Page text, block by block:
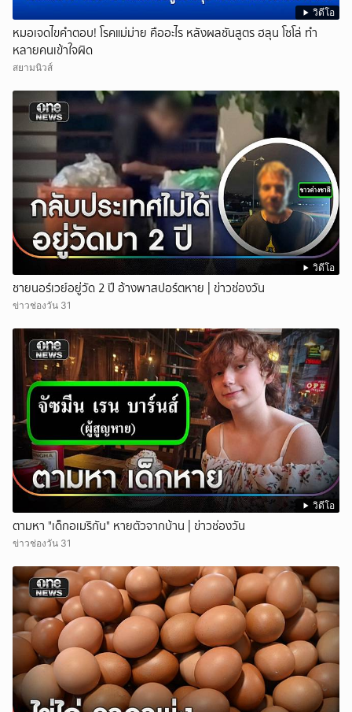
วิดีโอ
หมอเจดไขคำตอบ! โรคแม่ม่าย คืออะไร หลังผลชันสูตร ฮลุน โซโล่ ทำ
หลายคนเข้าใจผิด
สยามนิวส์
วิดีโอ
ชายนอร์เวย์อยู่วัด 2 ปี อ้างพาสปอร์ตหาย | ข่าวช่องวัน
ข่าวช่องวัน 31
วิดีโอ
ตามหา "เด็กอเมริกัน" หายตัวจากบ้าน | ข่าวช่องวัน
ข่าวช่องวัน 31